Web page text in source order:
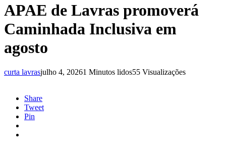
APAE de Lavras promoverá
Caminhada Inclusiva em
agosto
curta lavrasjulho 4, 20261 Minutos lidos55 Visualizações
Share
Tweet
Pin